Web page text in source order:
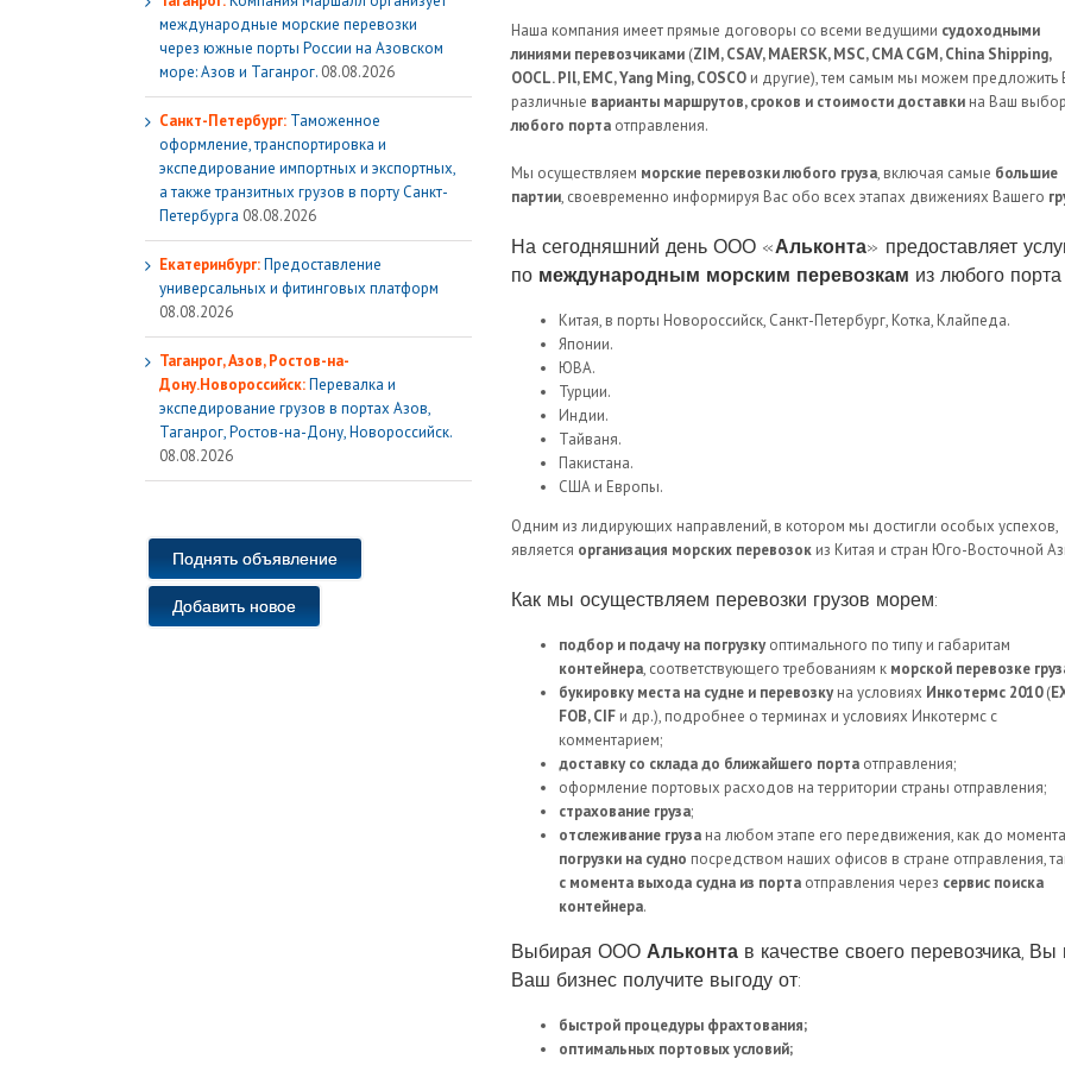
Наша компания имеет прямые договоры со всеми ведущими судоходными
линиями перевозчиками (ZIM, CSAV, MAERSK, MSC, CMA CGM, China Shipping,
OOCL. PIl, EMC, Yang Ming, COSCO и другие), тем самым мы можем предложить
различные варианты маршрутов, сроков и стоимости доставки на Ваш
любого порта отправления.
Мы осуществляем морские перевозки любого груза, включая самые большие
партии, своевременно информируя Вас обо всех этапах движениях Вашего
На сегодняшний день ООО «Альконта» предоставляет
по международным морским перевозкам из любого порта
Китая, в порты Новороссийск, Санкт-Петербург, Котка, Клайпеда.
Японии.
ЮВА.
Турции.
Индии.
Тайваня.
Пакистана.
США и Европы.
Одним из лидирующих направлений, в котором мы достигли особых успехов,
является организация морских перевозок из Китая и стран Юго-Восточной
Как мы осуществляем перевозки грузов морем:
подбор и подачу на погрузкуоптимального по типу и габаритам
контейнера, соответствующего требованиям к морской перевозке
букировку места на судне и перевозкуна условиях Инкотермс 2010(
FOB, CIF и др.), подробнее о терминах и условиях Инкотермс с
комментарием;
доставку со склада до ближайшего порта отправления;
оформление портовых расходов на территории страны отправления;
страхование груза;
отслеживание груза на любом этапе его передвижения, как до момента
погрузки на судно посредством наших офисов в стране отправления,
с момента выхода судна из порта отправления через сервис поиска
контейнера.
Выбирая ООО Альконта в качестве своего перевозчика, Вы
Ваш бизнес получите выгоду от:
быстрой процедуры фрахтования;
оптимальных портовых условий;
международные морские перевозки
через южные порты России на Азовском
море: Азов и Таганрог. 08.08.2026
Санкт-Петербург: Таможенное
оформление, транспортировка и
экспедирование импортных и экспортных,
а также транзитных грузов в порту Санкт-
Петербурга 08.08.2026
Екатеринбург:Предоставление
универсальных и фитинговых платформ
08.08.2026
Таганрог, Азов, Ростов-на-
Дону.Новороссийск:Перевалка и
экспедирование грузов в портах Азов,
Таганрог, Ростов-на-Дону, Новороссийск.
08.08.2026
Поднять объявление
Добавить новое